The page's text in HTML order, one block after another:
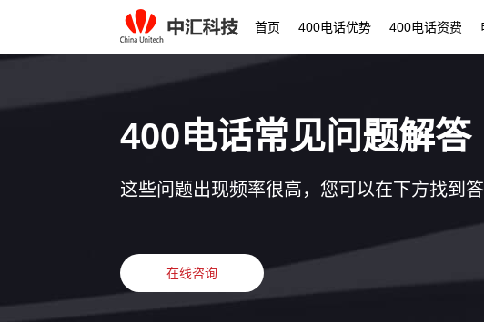
首页 400电话优势 400电话资费
400电话常见问题解答
这些问题出现频率很高，您可以在下方找到
在线咨询